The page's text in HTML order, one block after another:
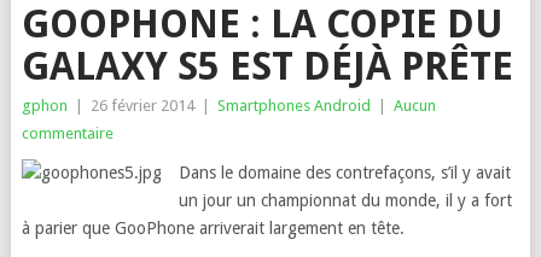
GOOPHONE : LA COPIE DU
GALAXY S5 EST DÉJÀ PRÊTE
gphon 26 février 2014 Smartphones Android
Aucun
commentaire
Dans le domaine des contrefaçons, s’il y avait
un jour un championnat du monde, il y a fort
à parier que GooPhone arriverait largement en tête.